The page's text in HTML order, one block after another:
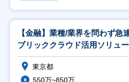
【金融】業種/業界を問わず急
ブリッククラウド活用ソリュ
東京都
550万~850万